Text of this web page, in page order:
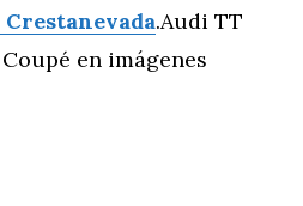
.Audi TT
en imágenes